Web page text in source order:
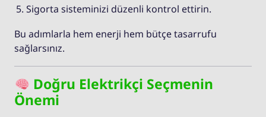
Sigorta sisteminizi düzenli kontrol ettirin.
Bu adımlarla hem enerji hem bütçe tasarrufu
sağlarsınız.
Doğru Elektrikçi Seçmenin
Önemi